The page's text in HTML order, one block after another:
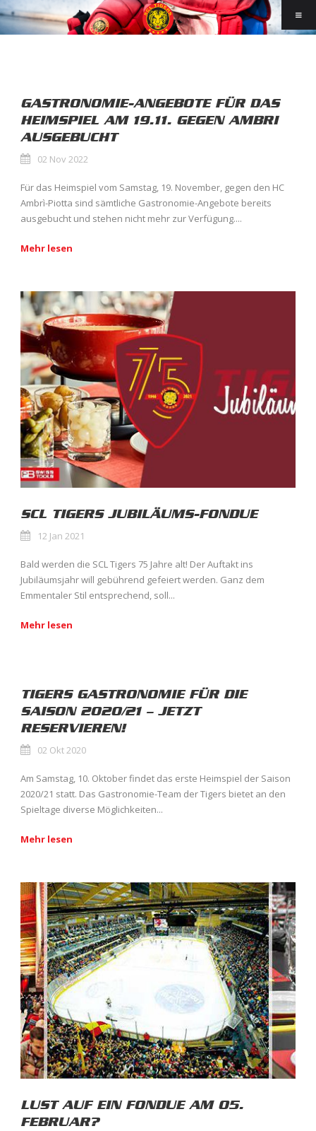
GASTRONOMIE-ANGEBOTE FÜR DAS
HEIMSPIEL AM 19.11. GEGEN AMBRI
AUSGEBUCHT
02 Nov 2022
Für das Heimspiel vom Samstag, 19. November, gegen den HC
Ambrì-Piotta sind sämtliche Gastronomie-Angebote bereits
ausgebucht und stehen nicht mehr zur Verfügung....
Mehr lesen
SCL TIGERS JUBILÄUMS-FONDUE
12 Jan 2021
Bald werden die SCL Tigers 75 Jahre alt! Der Auftakt ins
Jubiläumsjahr will gebührend gefeiert werden. Ganz dem
Emmentaler Stil entsprechend, soll...
Mehr lesen
TIGERS GASTRONOMIE FÜR DIE
SAISON 2020/21 – JETZT
RESERVIEREN!
02 Okt 2020
Am Samstag, 10. Oktober findet das erste Heimspiel der Saison
2020/21 statt. Das Gastronomie-Team der Tigers bietet an den
Spieltage diverse Möglichkeiten...
Mehr lesen
LUST AUF EIN FONDUE AM 05.
FEBRUAR?